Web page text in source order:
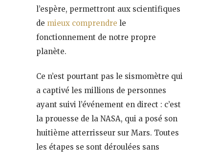
l’espère, permettront aux scientifiques
de mieux comprendre le
fonctionnement de notre propre
planète.
Ce n’est pourtant pas le sismomètre qui
a captivé les millions de personnes
ayant suivi l’événement en direct : c’est
la prouesse de la NASA, qui a posé son
huitième atterrisseur sur Mars. Toutes
les étapes se sont déroulées sans